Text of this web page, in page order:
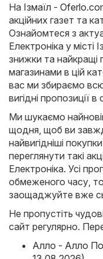
На Ізмаїл -
акційних газет та
Ознайомтеся з
Електроніка у місті
знижки та найкращі
магазинами в цій
вас ми збираємо
вигідні пропозиції
Ми шукаємо
щодня, щоб ви
найвигідніші
переглянути такі
Електроніка. Усі
обмеженого часу,
заощаджуйте вже
Не пропустіть
сайт регулярно.
Алло - Алло